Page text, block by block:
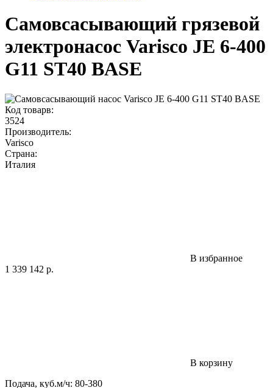
Самовсасывающий грязевой
электронасос Varisco JE 6-400
G11 ST40 BASE
Код товарв:
3524
Производитель:
Varisco
Страна:
Италия
В избранное
1 339 142 р.
В корзину
Подача, куб.м/ч: 80-380